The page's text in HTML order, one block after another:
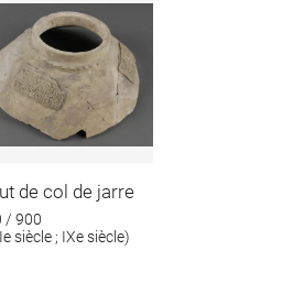
de col de jarre
/ 900
siècle ; IXe siècle)